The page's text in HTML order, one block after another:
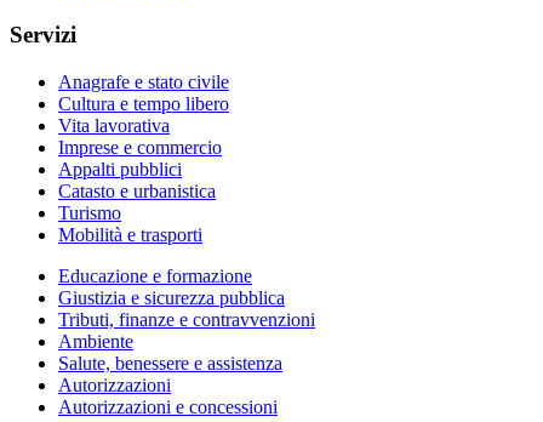
Servizi
Anagrafe e stato civile
Cultura e tempo libero
Vita lavorativa
Imprese e commercio
Appalti pubblici
Catasto e urbanistica
Turismo
Mobilità e trasporti
Educazione e formazione
Giustizia e sicurezza pubblica
Tributi, finanze e contravvenzioni
Ambiente
Salute, benessere e assistenza
Autorizzazioni
Autorizzazioni e concessioni